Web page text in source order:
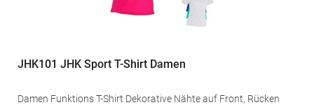
JHK101 JHK Sport T-Shirt Damen
Damen Funktions T-Shirt Dekorative Nähte auf Front, Rücken